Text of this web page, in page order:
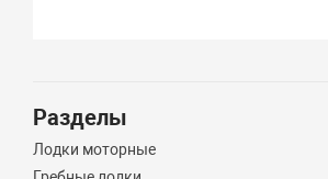
Разделы
Лодки моторные